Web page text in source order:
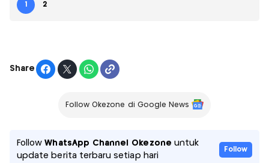
1 2
Share
Follow Okezone di Google News
FollowWhatsApp Channel Okezone untuk
update berita terbaru setiap hari
Follow